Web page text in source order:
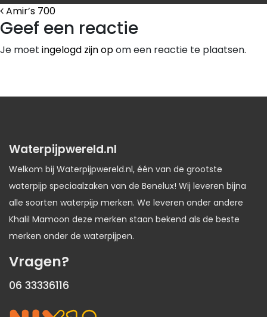
Bericht Navigatie
Amir’s 700
Geef een reactie
Je moet ingelogd zijn opom een reactie te plaatsen.
Waterpijpwereld.nl
Welkom bij Waterpijpwereld.nl, één van de grootste
waterpijp speciaalzaken van de Benelux! Wij leveren bijna
alle soorten waterpijp merken. We leveren onder andere
Khalil Mamoon deze merken staan bekend als de beste
merken onder de waterpijpen.
Vragen?
06 33336116